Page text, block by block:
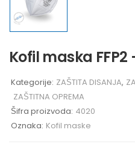
Kofil maska FFP2
Kategorije: ZAŠTITA DISANJA,
ZAŠTITNA OPREMA
Šifra proizvoda: 4020
Oznaka: Kofil maske